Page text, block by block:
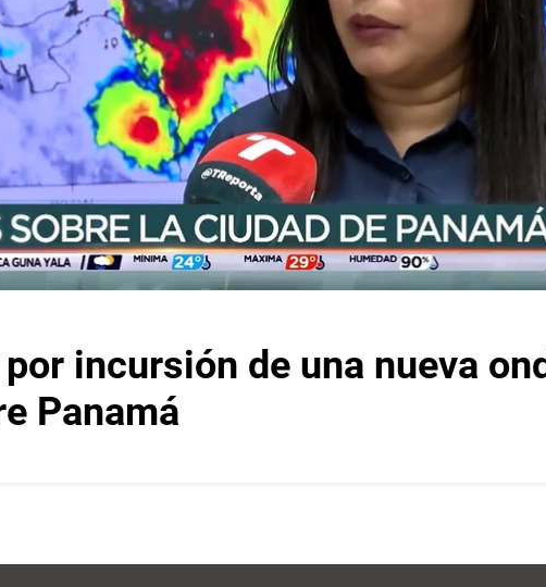
incursión de una nueva
Panamá